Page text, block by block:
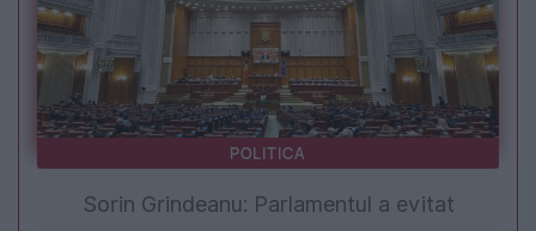
POLITICA
Sorin Grindeanu: Parlamentul a evitat